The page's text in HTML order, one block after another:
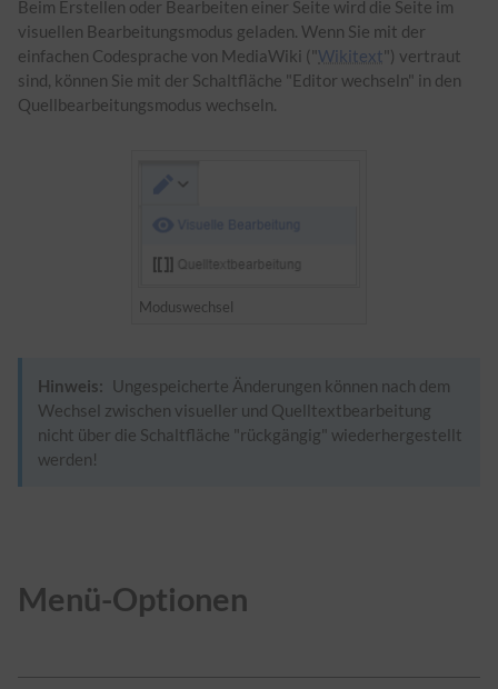
Beim Erstellen oder Bearbeiten einer Seite wird die Seite im
visuellen Bearbeitungsmodus geladen. Wenn Sie mit der
einfachen Codesprache von MediaWiki ("Wikitext") vertraut
sind, können Sie mit der Schaltfläche "Editor wechseln" in den
Quellbearbeitungsmodus wechseln.
Moduswechsel
Hinweis: Ungespeicherte Änderungen können nach dem
Wechsel zwischen visueller und Quelltextbearbeitung
nicht über die Schaltfläche "rückgängig" wiederhergestellt
werden!
Menü-Optionen